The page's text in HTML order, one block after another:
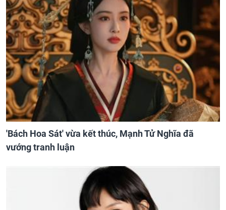
'Bách Hoa Sát' vừa kết thúc, Mạnh Tử Nghĩa đã
vướng tranh luận